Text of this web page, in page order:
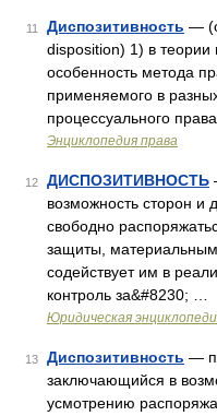
11 Диспозитивность —
disposition) 1) в теории
особенность метода
применяемого в
процессуального
Энциклопедия права
12 ДИСПОЗИТИВНОСТЬ
возможность сторон и
свободно
защиты,
содействует им в
контроль за&#8230; …
Юридическая
13 Диспозитивность —
заключающийся в
усмотрению